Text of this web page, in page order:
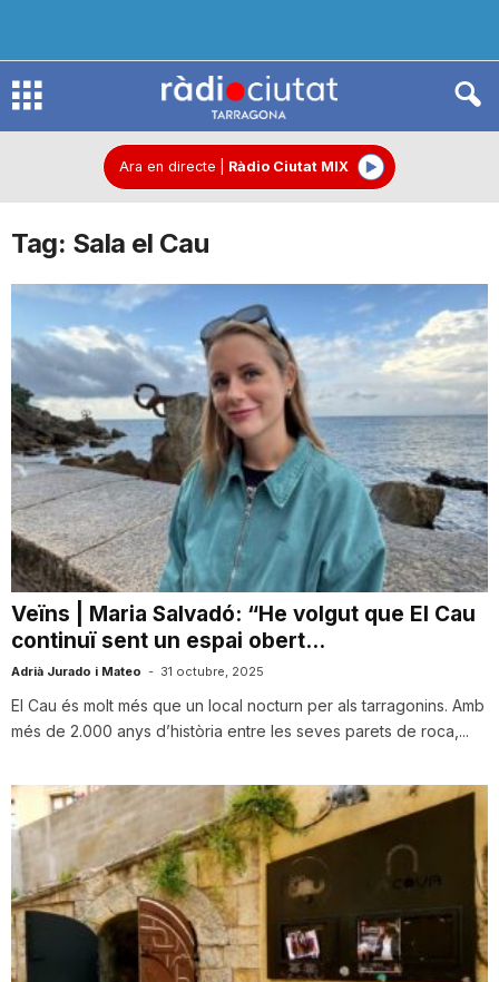
R
d
C
i
u
t
a
d
Ara en directe Ràdio Ciutat MIX
Tag: Sala el Cau
Veïns | Maria Salvadó: “He volgut que El Cau
continuï sent un espai obert...
Adrià Jurado i Mateo - 31 octubre, 2025
El Cau és molt més que un local nocturn per als tarragonins. Amb
més de 2.000 anys d’història entre les seves parets de roca,...